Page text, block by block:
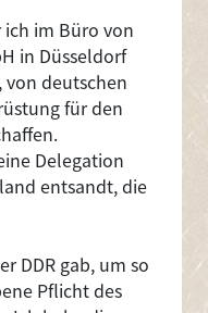
ich im Büro von
in Düsseldorf
deutschen
für den
Delegation
entsandt, die
DDR gab, um so
Pflicht des